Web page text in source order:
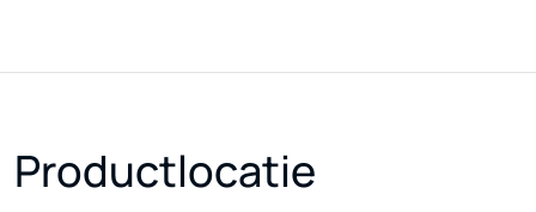
Productlocatie